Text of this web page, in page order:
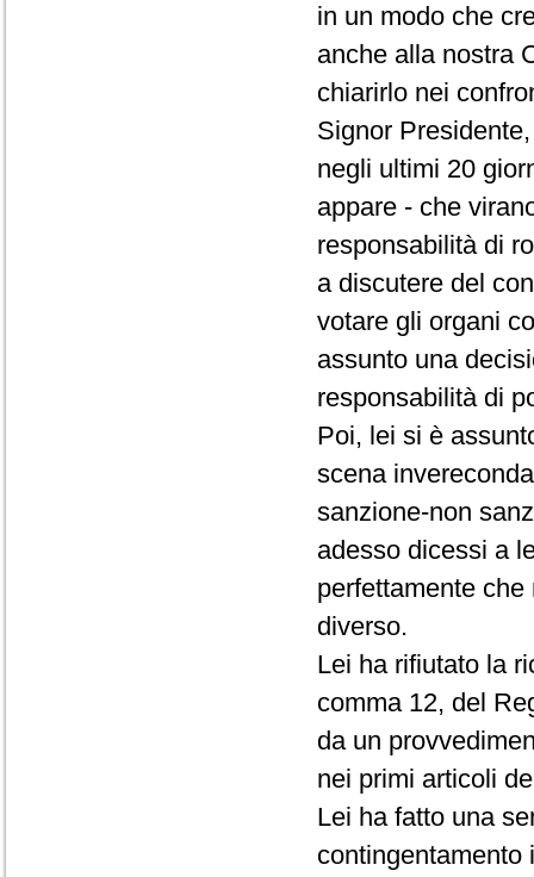
in un modo che
anche alla nostra
chiarirlo nei
Signor
negli ultimi 20
appare - che
responsabilità di
a discutere del
votare gli organi
assunto una
responsabilità di
Poi, lei si è
scena
sanzione-non
adesso dicessi a
perfettamente
diverso.
Lei ha rifiutato la
comma 12, del
da un
nei primi articoli
Lei ha fatto una
contingentamento